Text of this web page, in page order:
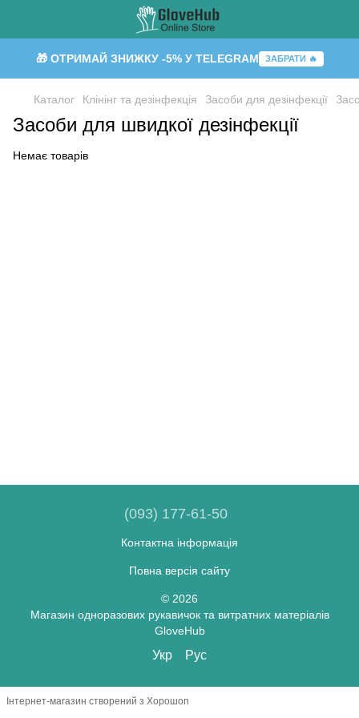
🎁 ОТРИМАЙ ЗНИЖКУ -5% У TELEGRAM ЗАБРАТИ 🔥
Каталог Клінінг та дезінфекція Засоби для дезінфекції
Засоби для швидкої дезінфекції
Немає товарів
(093) 177-61-50
Контактна інформація
Повна версія сайту
© 2026
Магазин одноразових рукавичок та витратних матеріалів
GloveHub
Укр Рус
Інтернет-магазин створений з Хорошоп